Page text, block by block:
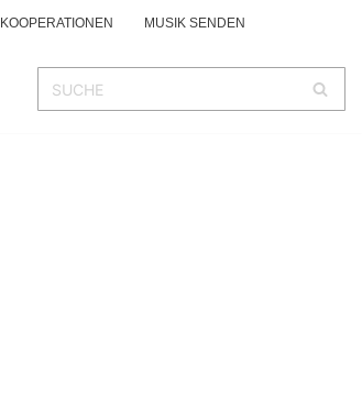
KOOPERATIONEN MUSIK SENDEN